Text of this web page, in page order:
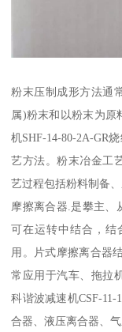
粉末压制成形方法通
属)粉末和以粉末为原
机SHF-14-80-2A-GR
艺方法。粉末冶金工
艺过程包括粉料制备
摩擦离合器.是攀主、
可在运转中结合，结
用。片式摩擦离合器
常应用于汽车、拖拉
科谐波减速机CSF-
合器、液压离合器、